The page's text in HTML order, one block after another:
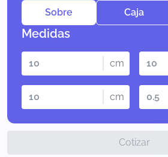
Sobre Caja
Medidas
cm
cm
Cotizar